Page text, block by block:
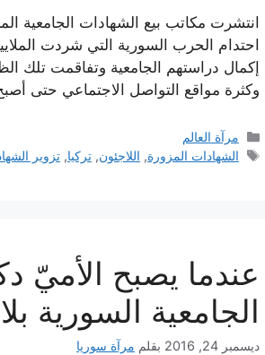
انتشرت مكاتب بيع الشهادات الجامعية
احتدام الحرب السورية التي شردت
إكمال دراستهم الجامعية وتفاقمت تلك
وكثرة مواقع التواصل الاجتماعي حتى
التصنيفات
مرآة العالم
الوسوم
الشهادات المزورة, اللاجئون,تركيا,تزوير
عندما يصبح الأميّ
الجامعية السورية
ديسمبر 24, 2016 بقلم مرآة سوريا